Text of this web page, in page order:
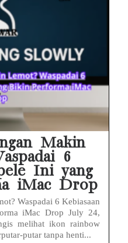
Makin
6
Ini yang
iMac Drop
Waspadai 6 Kebiasaan
iMac Drop July 24,
melihat ikon rainbow
putar tanpa henti...